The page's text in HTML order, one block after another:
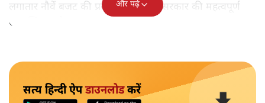
लगातार नौवें बजट की प्रस्तुति को अपनी सरकार की महत्वपूर्ण
उपलब्धि बताने पर मजबूर होना पड़ा।
और पढ़ें
सत्य हिन्दी ऐपडाउनलोडकरें